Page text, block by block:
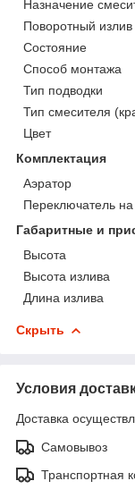
Назначение
Поворотный излив
Состояние
Способ монтажа
Тип подводки
Тип смесителя
Цвет
Комплектация
Аэратор
Переключатель
Габаритные и
Высота
Высота излива
Длина излива
Скрыть
Условия
Доставка
Самовывоз
Транспортная